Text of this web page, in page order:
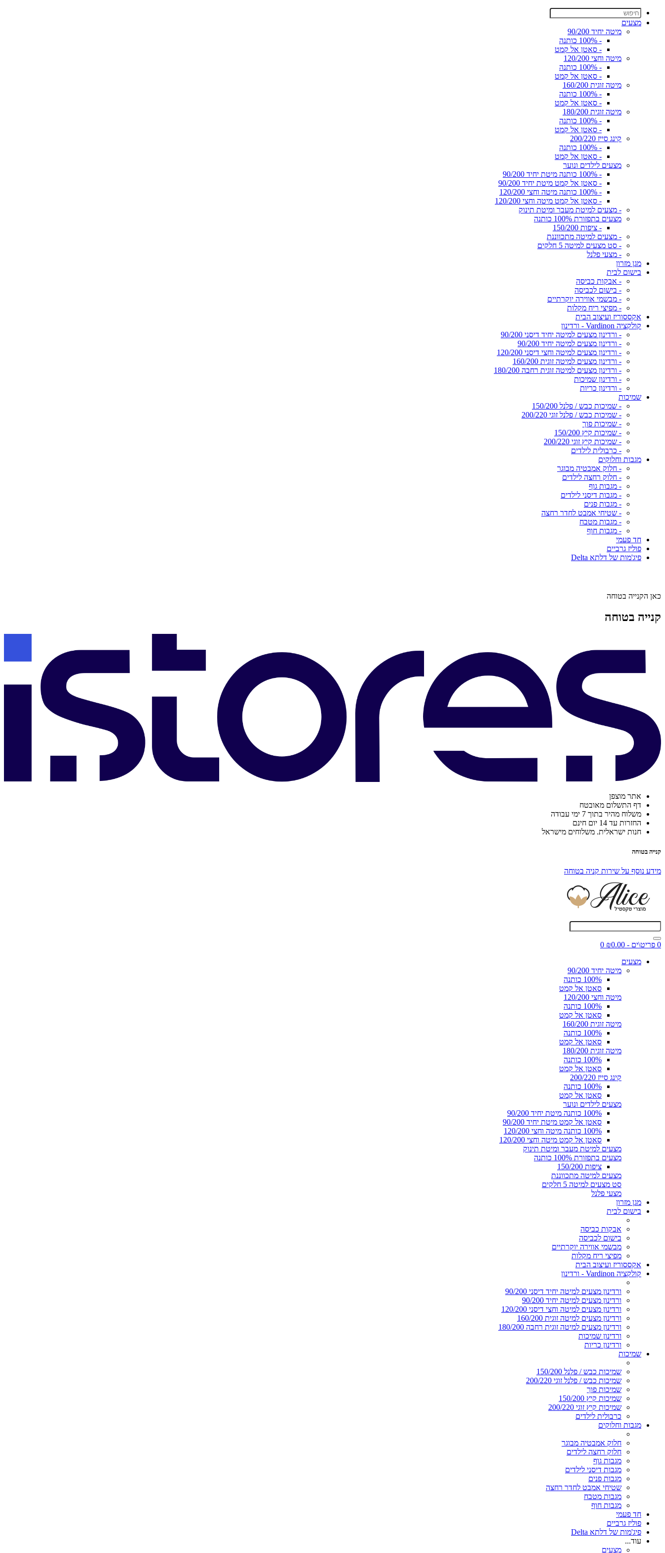
מצעים
מיטה יחיד 90/200
- 100% כותנה
- סאטן אל קמט
מיטה וחצי 120/200
- 100% כותנה
- סאטן אל קמט
מיטה זוגית 160/200
- 100% כותנה
- סאטן אל קמט
מיטה זוגית 180/200
- 100% כותנה
- סאטן אל קמט
קינג סייז 200/220
- 100% כותנה
- סאטן אל קמט
מצעים לילדים ונוער
- 100% כותנה מיטת יחיד 90/200
- סאטן אל קמט מיטת יחיד 90/200
- 100% כותנה מיטה וחצי 120/200
- סאטן אל קמט מיטה וחצי 120/200
- מצעים למיטת מעבר ומיטת תינוק
מצעים בתפזורת 100% כותנה
- ציפות 150/200
- מצעים למיטה מתכווננת
- סט מצעים למיטה 5 חלקים
- מצעי פלנל
מגן מזרון
בישום לבית
- אבקות כביסה
- בישום לכביסה
- מבשמי אווירה יוקרתיים
- מפיצי ריח מקלות
אקססוריז ועיצוב הבית
קולקציה Vardinon - ורדינון
- ורדינון מצעים למיטה יחיד דיסני 90/200
- ורדינון מצעים למיטה יחיד 90/200
- ורדינון מצעים למיטה וחצי דיסני 120/200
- ורדינון מצעים למיטה זוגית 160/200
- ורדינון מצעים למיטה זוגית רחבה 180/200
- ורדינון שמיכות
- ורדינון כריות
שמיכות
- שמיכות כבש / פלנל 150/200
- שמיכות כבש / פלנל זוגי 200/220
- שמיכות פוך
- שמיכות קיץ 150/200
- שמיכות קיץ זוגי 200/220
- כרבולית לילדים
מגבות וחלוקים
- חלוק אמבטיה מבוגר
- חלוק רחצה לילדים
- מגבות גוף
- מגבות דיסני לילדים
- מגבות פנים
- שטיחי אמבט לחדר רחצה
- מגבות מטבח
- מגבות חוף
חד פעמי
פוליז גרביים
פיג'מות של דלתא Delta
כאן הקנייה בטוחה
קנייה בטוחה
אתר מוצפן
דף התשלום מאובטח
משלוח מהיר בתוך 7 ימי עבודה
החזרות עד 14 יום חינם
חנות ישראלית. משלוחים מישראל
קנייה בטוחה
מידע נוסף על שירות קניה בטוחה
0 פריט\ים - ₪0.00
0
מצעים
מיטה יחיד 90/200
100% כותנה
סאטן אל קמט
מיטה וחצי 120/200
100% כותנה
סאטן אל קמט
מיטה זוגית 160/200
100% כותנה
סאטן אל קמט
מיטה זוגית 180/200
100% כותנה
סאטן אל קמט
קינג סייז 200/220
100% כותנה
סאטן אל קמט
מצעים לילדים ונוער
100% כותנה מיטת יחיד 90/200
סאטן אל קמט מיטת יחיד 90/200
100% כותנה מיטה וחצי 120/200
סאטן אל קמט מיטה וחצי 120/200
מצעים למיטת מעבר ומיטת תינוק
מצעים בתפזורת 100% כותנה
ציפות 150/200
מצעים למיטה מתכווננת
סט מצעים למיטה 5 חלקים
מצעי פלנל
מגן מזרון
בישום לבית
אבקות כביסה
בישום לכביסה
מבשמי אווירה יוקרתיים
מפיצי ריח מקלות
אקססוריז ועיצוב הבית
קולקציה Vardinon - ורדינון
ורדינון מצעים למיטה יחיד דיסני 90/200
ורדינון מצעים למיטה יחיד 90/200
ורדינון מצעים למיטה וחצי דיסני 120/200
ורדינון מצעים למיטה זוגית 160/200
ורדינון מצעים למיטה זוגית רחבה 180/200
ורדינון שמיכות
ורדינון כריות
שמיכות
שמיכות כבש / פלנל 150/200
שמיכות כבש / פלנל זוגי 200/220
שמיכות פוך
שמיכות קיץ 150/200
שמיכות קיץ זוגי 200/220
כרבולית לילדים
מגבות וחלוקים
חלוק אמבטיה מבוגר
חלוק רחצה לילדים
מגבות גוף
מגבות דיסני לילדים
מגבות פנים
שטיחי אמבט לחדר רחצה
מגבות מטבח
מגבות חוף
חד פעמי
פוליז גרביים
פיג'מות של דלתא Delta
עוד...
מצעים